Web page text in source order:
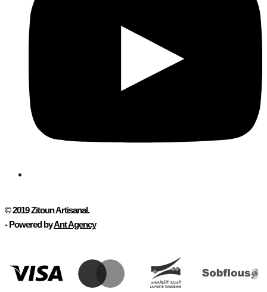
© 2019Zitoun Artisanal.
- Powered byAnt Agency